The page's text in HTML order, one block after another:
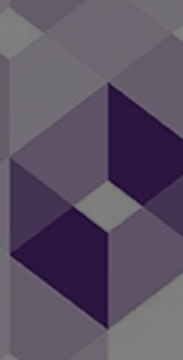
2021
consultar los